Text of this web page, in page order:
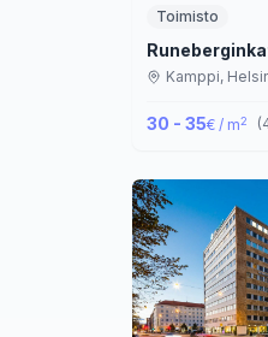
Toimisto
Kamppi,
30 - 35€ / m2 (